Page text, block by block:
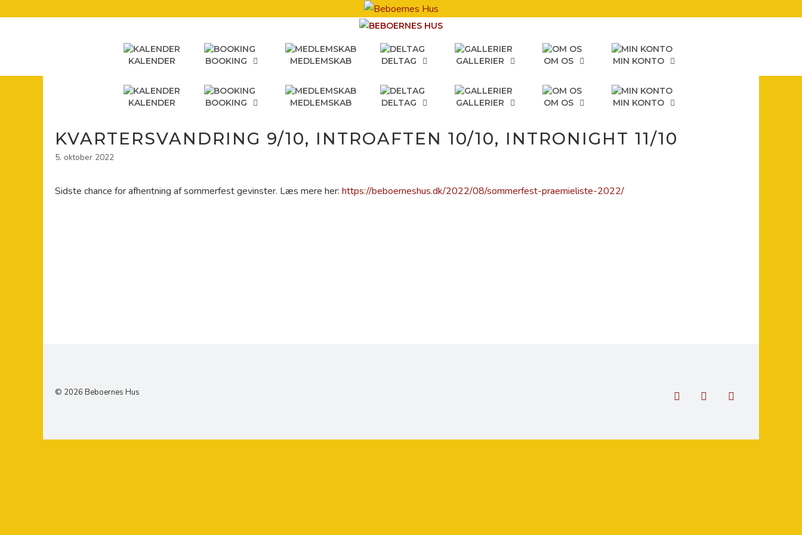
KALENDER BOOKING MEDLEMSKAB DELTAG GALLERIER OM OS MIN KONTO
KALENDER BOOKING MEDLEMSKAB DELTAG GALLERIER OM OS MIN KONTO
KVARTERSVANDRING 9/10, INTROAFTEN 10/10, INTRONIGHT 11/10
5. oktober 2022
Sidste chance for afhentning af sommerfest gevinster. Læs mere her: https://beboerneshus.dk/2022/08/sommerfest-praemieliste-2022/
© 2026 Beboernes Hus